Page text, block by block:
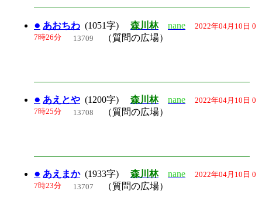
● あおちわ (1051字) 森川林 nane 2022年04月10日 0
7時26分 13709 （質問の広場）
● あえとや (1200字) 森川林 nane 2022年04月10日 0
7時25分 13708 （質問の広場）
● あえまか(1933字) 森川林 nane 2022年04月10日 0
7時23分 13707 （質問の広場）